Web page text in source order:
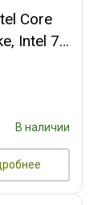
Core
Intel 7,
(2
В наличии